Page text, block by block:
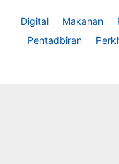
Digital Makanan
Pentadbiran